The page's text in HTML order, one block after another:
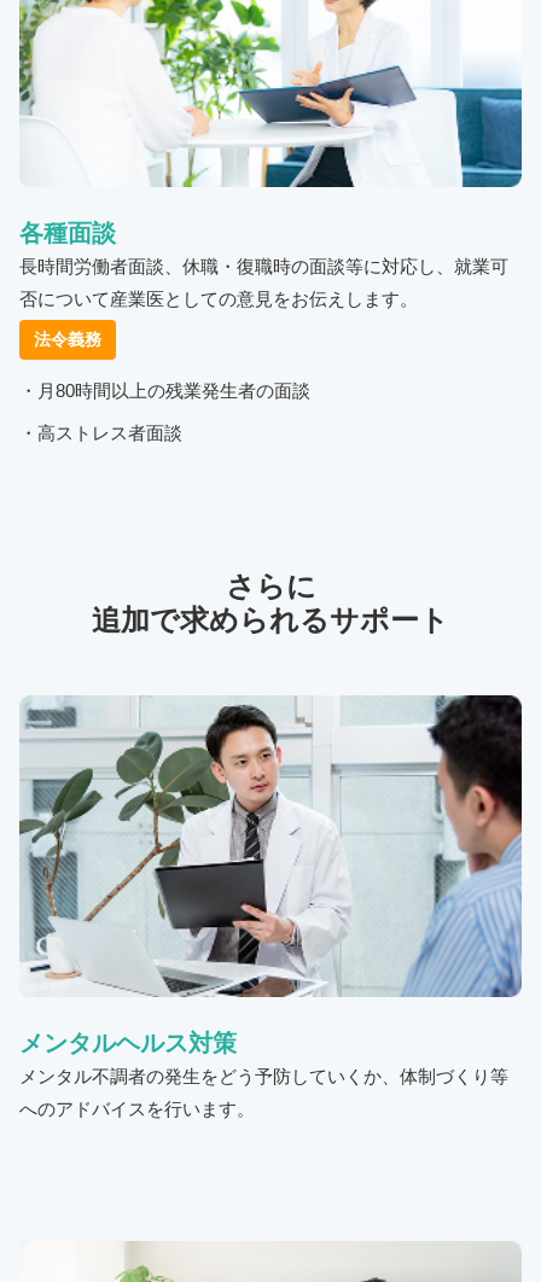
各種面談
長時間労働者面談、休職・復職時の面談等に対応し、就業可
否について産業医としての意見をお伝えします。
法令義務
・月80時間以上の残業発生者の面談
・高ストレス者面談
さらに
追加で求められるサポート
メンタルヘルス対策
メンタル不調者の発生をどう予防していくか、体制づくり等
へのアドバイスを行います。